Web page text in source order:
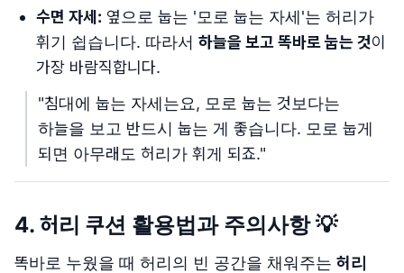
수면 자세: 옆으로 눕는 '모로 눕는 자세'는 허리가
휘기 쉽습니다. 따라서 하늘을 보고 똑바로 눕는 것이
가장 바람직합니다.
"침대에 눕는 자세는요, 모로 눕는 것보다는
하늘을 보고 반드시 눕는 게 좋습니다. 모로 눕게
되면 아무래도 허리가 휘게 되죠."
4. 허리 쿠션 활용법과 주의사항 💡
똑바로 누웠을 때 허리의 빈 공간을 채워주는 허리